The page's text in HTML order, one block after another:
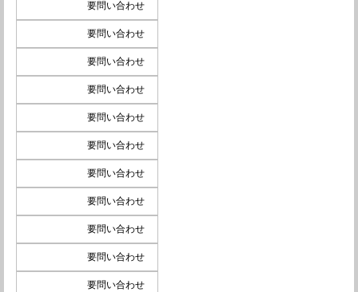
要問い合わせ
要問い合わせ
要問い合わせ
要問い合わせ
要問い合わせ
要問い合わせ
要問い合わせ
要問い合わせ
要問い合わせ
要問い合わせ
要問い合わせ